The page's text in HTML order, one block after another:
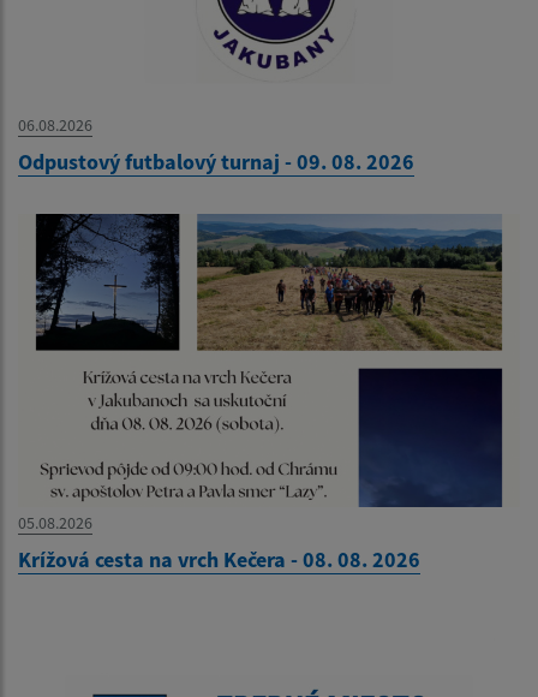
06.08.2026
Odpustový futbalový turnaj - 09. 08. 2026
05.08.2026
Krížová cesta na vrch Kečera - 08. 08. 2026